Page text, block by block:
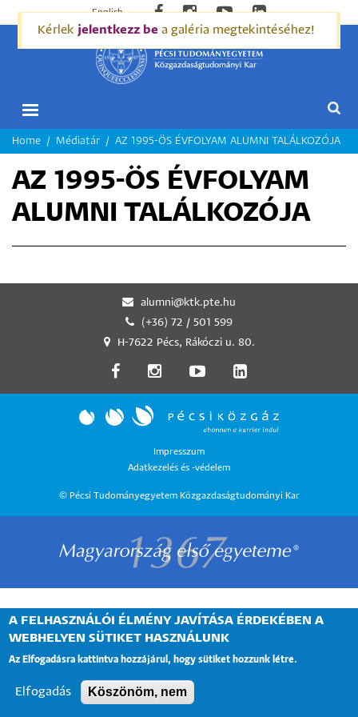
English
MORZSA
Home Médiatár AZ 1995-ÖS ÉVFOLYAM ALUMNI TALÁLKOZÓJA
AZ 1995-ÖS ÉVFOLYAM
ALUMNI TALÁLKOZÓJA
Kérlek jelentkezz be a galéria megtekintéséhez!
alumni@ktk.pte.hu
(+36) 72 / 501 599
H-7622 Pécs, Rákóczi u. 80.
Impresszum
Adatkezelés és -védelem
© Pécsi Tudományegyetem Közgazdaságtudományi Kar
A FELHASZNÁLÓI ÉLMÉNY JAVÍTÁSA ÉRDEKÉBEN A
WEBHELYEN SÜTIKET HASZNÁLUNK
Az Elfogadásra kattintva hozzájárul, hogy sütiket hozzunk létre.
Elfogadás Köszönöm, nem